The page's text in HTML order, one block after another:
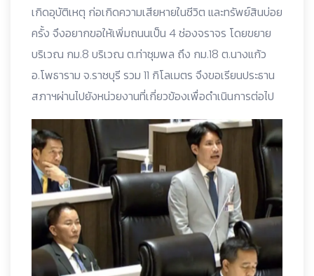
เกิดอุบัติเหตุ ก่อเกิดความเสียหายในชีวิต และทรัพย์สินบ่อย
ครั้ง จึงอยากขอให้เพิ่มถนนเป็น 4 ช่องจราจร โดยขยาย
บริเวณ กม.8 บริเวณ ต.ท่าชุมพล ถึง กม.18 ต.นางแก้ว
อ.โพธาราม จ.ราชบุรี รวม 11 กิโลเมตร จึงขอเรียนประธาน
สภาฯผ่านไปยังหน่วยงานที่เกี่ยวข้องเพื่อดำเนินการต่อไป